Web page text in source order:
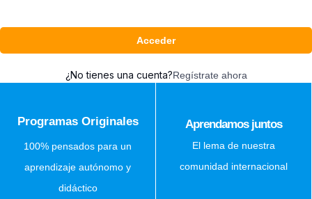
Acceder
¿No tienes una cuenta?Regístrate ahora
Programas Originales
100% pensados para un
aprendizaje autónomo y
didáctico
Aprendamos juntos
El lema de nuestra
comunidad internacional